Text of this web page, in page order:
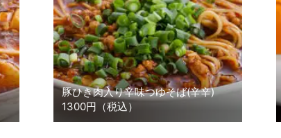
豚ひき肉入り辛味つゆそば(辛辛)
1300円（税込）